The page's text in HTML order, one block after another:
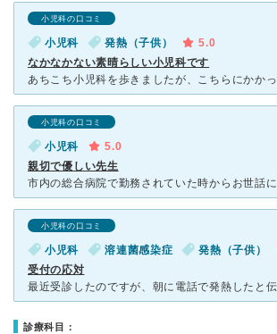
小児科の口コミ
小児科 発熱（子供）
5.0
なかなかない素晴らしい小児科です
小児科の口コミ
小児科
5.0
親切で優しい先生
小児科の口コミ
小児科 溶連菌感染症 発熱（子供）
受付の応対
診療科目：